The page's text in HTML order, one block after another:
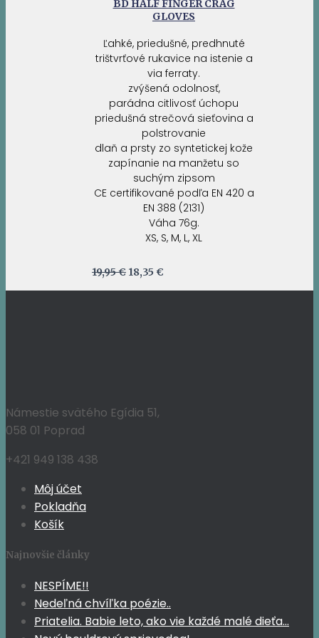
BD HALF FINGER CRAG
GLOVES
Ľahké, priedušné, predhnuté
trištvrťové rukavice na istenie a
via ferraty.
zvýšená odolnosť,
parádna citlivosť úchopu
priedušná strečová sieťovina a
polstrovanie
dlaň a prsty zo syntetickej kože
zapínanie na manžetu so
suchým zipsom
CE certifikované podľa EN 420 a
EN 388 (2131)
Váha 76g.
XS, S, M, L, XL
19,95€ Pôvodná
18,35 €
Námestie svätého Egídia 51,
058 01 Poprad
+421 949 138 438
Môj účet
Pokladňa
Košík
Najnovšie články
NESPÍME!!
Nedeľná chvíľka poézie..
Priatelia. Babie leto, ako vie každé malé dieťa…